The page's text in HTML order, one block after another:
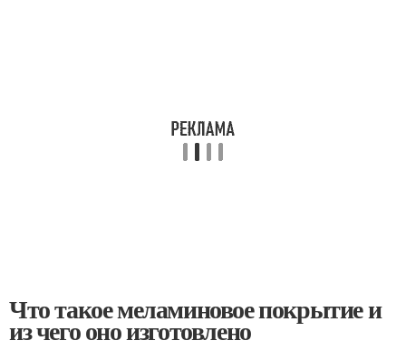
Что такое меламиновое покрытие и
из чего оно изготовлено